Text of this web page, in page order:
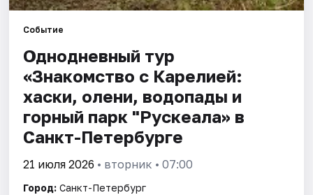
Событие
Однодневный тур
«Знакомство с Карелией:
хаски, олени, водопады и
горный парк "Рускеала» в
Санкт-Петербурге
21 июля 2026 • вторник • 07:00
Город: Санкт-Петербург